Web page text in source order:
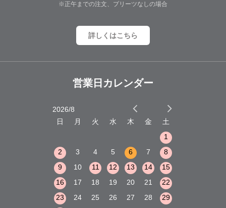
※正午までの注文、プリーツなしの場合
詳しくはこちら
営業日カレンダー
2026/8
日
月 火 水 木 金
土
1
2
3 4 5 6 7
8
9
10 11 12 13 14
15
16
17 18 19 20 21
22
23
24 25 26 27 28
29